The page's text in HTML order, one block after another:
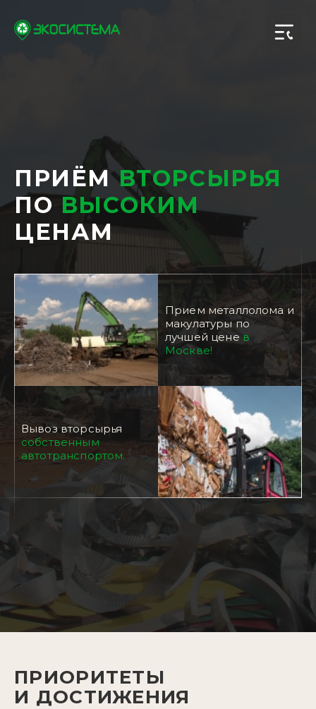
ПРИЁМВТОРСЫРЬЯ
ПО ВЫСОКИМ
ЦЕНАМ
Прием металлолома и
макулатуры по
лучшей цене в
Москве!
Вывоз вторсырья
собственным
автотранспортом.
ПРИОРИТЕТЫ
И ДОСТИЖЕНИЯ